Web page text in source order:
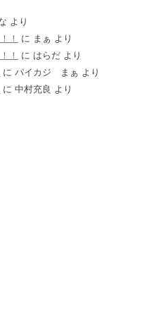
より
！
に まぁ より
！
に はらだ より
に パイカジ まぁ より
に 中村充良 より